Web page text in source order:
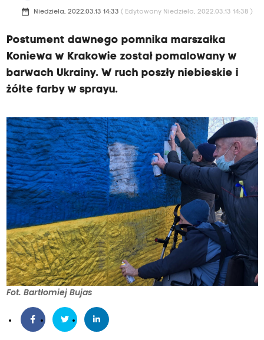
date_range Niedziela, 2022.03.13 14:33 ( Edytowany Niedziela, 2022.03.13 14:38 )
Postument dawnego pomnika marszałka
Koniewa w Krakowie został pomalowany w
barwach Ukrainy. W ruch poszły niebieskie i
żółte farby w sprayu.
Fot. Bartłomiej Bujas